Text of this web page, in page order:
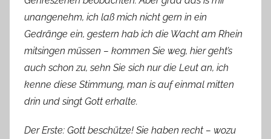
unangenehm, ich laß mich nicht gern in ein
Gedränge ein, gestern hab ich die Wacht am Rhein
mitsingen müssen – kommen Sie weg, hier geht’s
auch schon zu, sehn Sie sich nur die Leut an, ich
kenne diese Stimmung, man is auf einmal mitten
drin und singt Gott erhalte.
Der Erste: Gott beschütze! Sie haben recht – wozu